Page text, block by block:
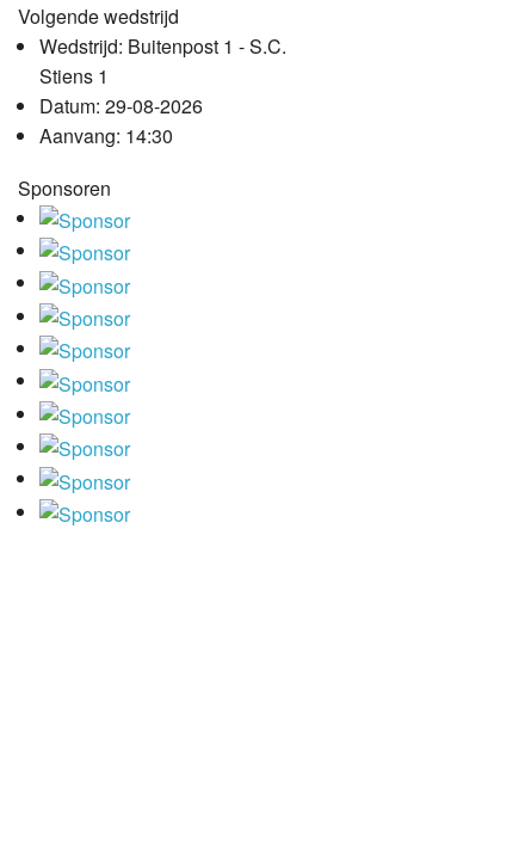
Volgende wedstrijd
Wedstrijd: Buitenpost 1 - S.C.
Stiens 1
Datum: 29-08-2026
Aanvang: 14:30
Sponsoren